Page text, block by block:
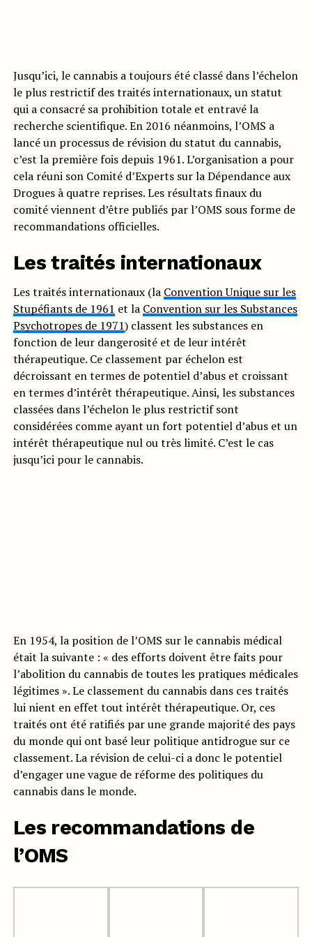
Jusqu’ici, le cannabis a toujours été classé dans l’échelon
le plus restrictif des traités internationaux, un statut
qui a consacré sa prohibition totale et entravé la
recherche scientifique. En 2016 néanmoins, l’OMS a
lancé un processus de révision du statut du cannabis,
c’est la première fois depuis 1961. L’organisation a pour
cela réuni son Comité d’Experts sur la Dépendance aux
Drogues à quatre reprises. Les résultats finaux du
comité viennent d’être publiés par l’OMS sous forme de
recommandations officielles.
Les traités internationaux
Les traités internationaux (la Convention Unique sur les
Stupéfiants de 1961 et la Convention sur les Substances
Psychotropes de 1971) classent les substances en
fonction de leur dangerosité et de leur intérêt
thérapeutique. Ce classement par échelon est
décroissant en termes de potentiel d’abus et croissant
en termes d’intérêt thérapeutique. Ainsi, les substances
classées dans l’échelon le plus restrictif sont
considérées comme ayant un fort potentiel d’abus et un
intérêt thérapeutique nul ou très limité. C’est le cas
jusqu’ici pour le cannabis.
En 1954, la position de l’OMS sur le cannabis médical
était la suivante : « des efforts doivent être faits pour
l’abolition du cannabis de toutes les pratiques médicales
légitimes ». Le classement du cannabis dans ces traités
lui nient en effet tout intérêt thérapeutique. Or, ces
traités ont été ratifiés par une grande majorité des pays
du monde qui ont basé leur politique antidrogue sur ce
classement. La révision de celui-ci a donc le potentiel
d’engager une vague de réforme des politiques du
cannabis dans le monde.
Les recommandations de
l’OMS